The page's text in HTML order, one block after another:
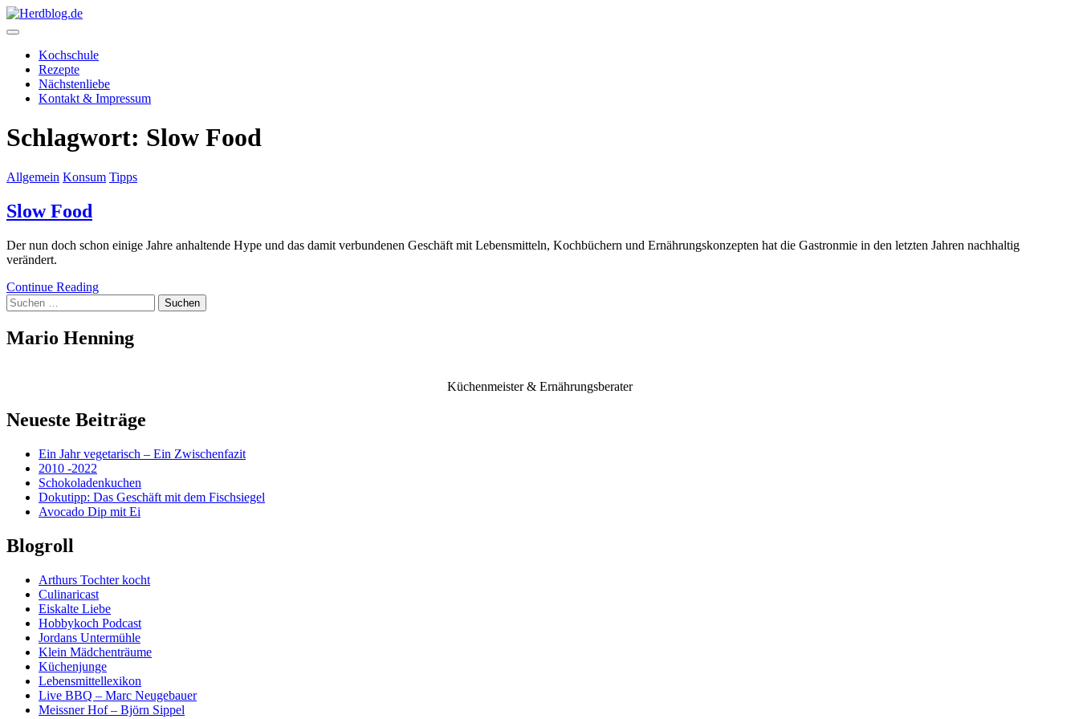
Skip
to
Herdblog.de
Kochschule
Rezepte
Nächstenliebe
Kontakt & Impressum
Schlagwort: Slow Food
Allgemein Konsum Tipps
Slow Food
Der nun doch schon einige Jahre anhaltende Hype und das damit verbundenen Geschäft mit Lebensmitteln, Kochbüchern und Ernährungskonzepten hat die Gastronmie in den letzten Jahren nachhaltig
verändert.
Continue Reading
Suchen
nach:
Mario Henning
Küchenmeister & Ernährungsberater
Neueste Beiträge
Ein Jahr vegetarisch – Ein Zwischenfazit
2010 -2022
Schokoladenkuchen
Dokutipp: Das Geschäft mit dem Fischsiegel
Avocado Dip mit Ei
Blogroll
Arthurs Tochter kocht
Culinaricast
Eiskalte Liebe
Hobbykoch Podcast
Jordans Untermühle
Klein Mädchenträume
Küchenjunge
Lebensmittellexikon
Live BBQ – Marc Neugebauer
Meissner Hof – Björn Sippel